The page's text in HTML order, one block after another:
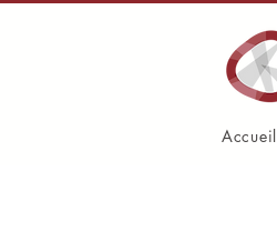
Accueil